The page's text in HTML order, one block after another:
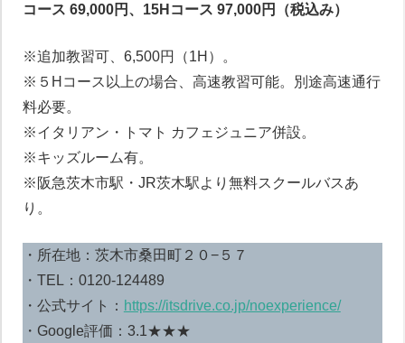
コース 69,000円、15Hコース 97,000円（税込み）
※追加教習可、6,500円（1H）。
※５Hコース以上の場合、高速教習可能。別途高速通行
料必要。
※イタリアン・トマト カフェジュニア併設。
※キッズルーム有。
※阪急茨木市駅・JR茨木駅より無料スクールバスあ
り。
・所在地：茨木市桑田町２０−５７
・TEL：0120-124489
・公式サイト： https://itsdrive.co.jp/noexperience/
・Google評価：3.1★★★